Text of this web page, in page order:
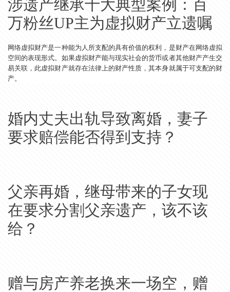
涉遗产继承十大典型案例：百
万粉丝UP主为虚拟财产立遗嘱
网络虚拟财产是一种能为人所支配的具有价值的权利，是财产在网络虚拟
空间的表现形式。如果虚拟财产能与现实社会的货币或者其他财产产生交
易关联，此虚拟财产就存在法律上的财产性质，其本身就属于可支配的财
产。
婚内丈夫出轨导致离婚，妻子
要求赔偿能否得到支持？
父亲再婚，继母带来的子女现
在要求分割父亲遗产，该不该
给？
赠与房产养老换来一场空，赠